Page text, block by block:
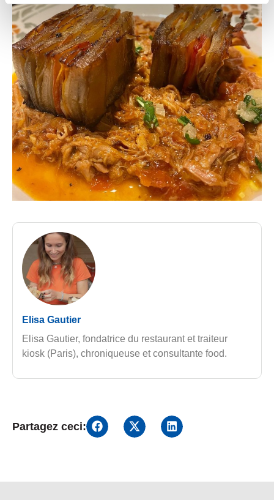
Elisa Gautier
Elisa Gautier, fondatrice du restaurant et traiteur
kiosk (Paris), chroniqueuse et consultante food.
Partagez ceci: